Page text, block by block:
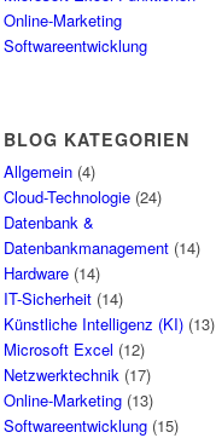
Online-Marketing
Softwareentwicklung
BLOG KATEGORIEN
Allgemein (4)
Cloud-Technologie (24)
Datenbank &
Datenbankmanagement (14)
Hardware (14)
IT-Sicherheit (14)
Künstliche Intelligenz (KI) (13)
Microsoft Excel (12)
Netzwerktechnik (17)
Online-Marketing (13)
Softwareentwicklung (15)